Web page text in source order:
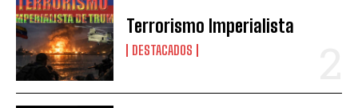
Terrorismo Imperialista
DESTACADOS